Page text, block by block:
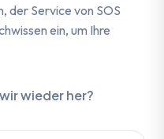
der Service von SOS
ein, um Ihre
wieder her?